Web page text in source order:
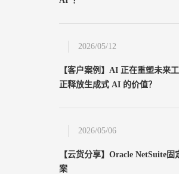
2026/05/12
【客户案例】AI 正在重塑未来
正释放生成式 AI 的价值？
2026/05/06
【云货分享】Oracle NetSuite
案